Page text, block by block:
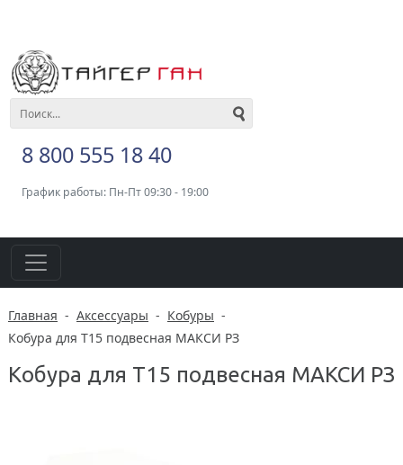
8 800 555 18 40
График работы: Пн-Пт 09:30 - 19:00
Главная - Аксессуары - Кобуры -
Кобура для Т15 подвесная МАКСИ РЗ
Кобура для Т15 подвесная МАКСИ РЗ